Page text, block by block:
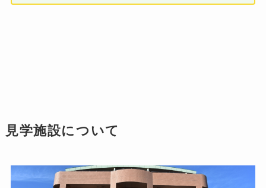
見学施設について